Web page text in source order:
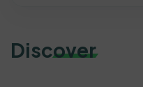
Discover